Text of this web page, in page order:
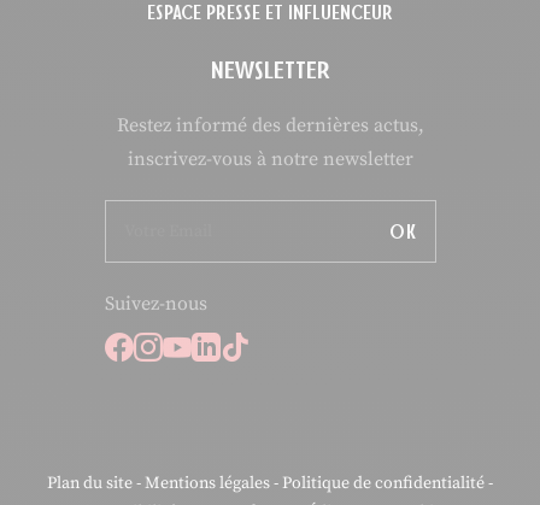
ESPACE PRESSE ET INFLUENCEUR
NEWSLETTER
Restez informé des dernières actus,
inscrivez-vous à notre newsletter
OK
Suivez-nous
Suivez-nous sur Facebook
Suivez-nous sur Instagram
Suivez-nous sur Youtube
Suivez-nous sur
Suivez-nous sur Tiktok
Plan du site-Mentions légales- Politique de confidentialité-